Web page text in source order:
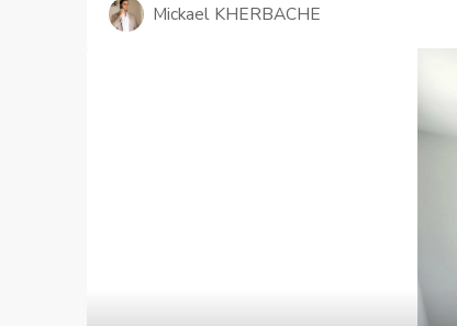
Mickael KHERBACHE